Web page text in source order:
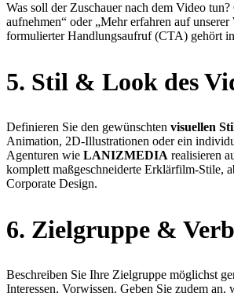
Was soll der Zuschauer nach dem Video
aufnehmen“ oder „Mehr erfahren auf
formulierter Handlungsaufruf (CTA) gehört
5. Stil & Look des
Definieren Sie den gewünschten visuellen
Animation, 2D-Illustrationen oder ein
Agenturen wie LANIZMEDIA realisieren
komplett maßgeschneiderte Erklärfilm-Stile,
Corporate Design.
6. Zielgruppe &
Beschreiben Sie Ihre Zielgruppe möglichst
Interessen, Vorwissen. Geben Sie zudem an,